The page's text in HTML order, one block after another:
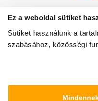
Ez a weboldal sütiket
Sütiket használunk a
szabásához, közösségi
média-, hirdető- és